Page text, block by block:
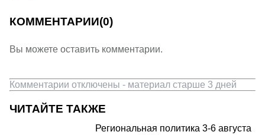
КОММЕНТАРИИ(0)
Вы можете оставить комментарии.
Комментарии отключены - материал старше 3 дней
ЧИТАЙТЕ ТАКЖЕ
Региональная политика 3-6 августа